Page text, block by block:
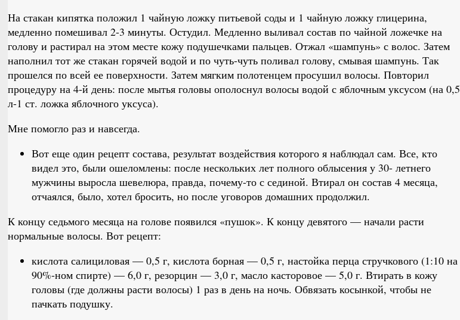
На стакан кипятка положил 1 чайную ложку питьевой соды и 1 чайную ложку глицерина,
медленно помешивал 2-3 минуты. Остудил. Медленно выливал состав по чайной ложечке на
голову и растирал на этом месте кожу подушечками пальцев. Отжал «шампунь» с волос. Затем
наполнил тот же стакан горячей водой и по чуть-чуть поливал голову, смывая шампунь. Так
прошелся по всей ее поверхности. Затем мягким полотенцем просушил волосы. Повторил
процедуру на 4-й день: после мытья головы ополоснул волосы водой с яблочным уксусом (на 0,5
л-1 ст. ложка яблочного уксуса).
Мне помогло раз и навсегда.
Вот еще один рецепт состава, результат воздействия которого я наблюдал сам. Все, кто
видел это, были ошеломлены: после нескольких лет полного облысения у 30- летнего
мужчины выросла шевелюра, правда, почему-то с сединой. Втирал он состав 4 месяца,
отчаялся, было, хотел бросить, но после уговоров домашних продолжил.
К концу седьмого месяца на голове появился «пушок». К концу девятого — начали расти
нормальные волосы. Вот рецепт:
кислота салициловая — 0,5 г, кислота борная — 0,5 г, настойка перца стручкового (1:10 на
90%-ном спирте) — 6,0 г, резорцин — 3,0 г, масло касторовое — 5,0 г. Втирать в кожу
головы (где должны расти волосы) 1 раз в день на ночь. Обвязать косынкой, чтобы не
пачкать подушку.